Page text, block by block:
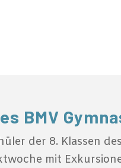
BMV
der 8. Klassen
mit